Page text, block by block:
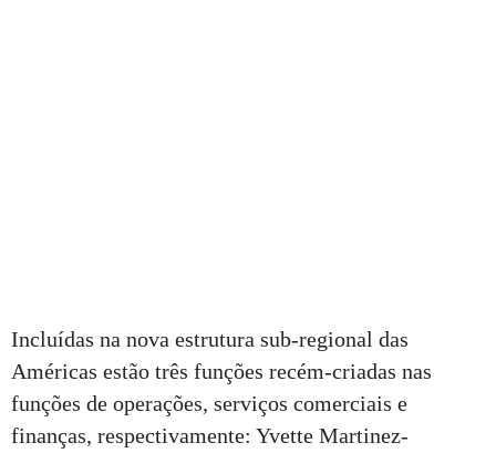
Incluídas na nova estrutura sub-regional das
Américas estão três funções recém-criadas nas
funções de operações, serviços comerciais e
finanças, respectivamente: Yvette Martinez-